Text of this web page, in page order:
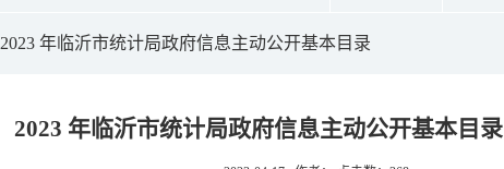
2023 年临沂市统计局政府信息主动公开基本目录
2023 年临沂市统计局政府信息主动公开基本目录